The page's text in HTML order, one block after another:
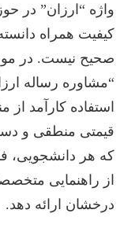
واژه “ارزان” در
کیفیت همراه
صحیح نیست. در
“مشاوره رساله
استفاده کارآمد از
قیمتی منطقی و
که هر دانشجویی،
از راهنمایی
درخشان ارائه دهد.